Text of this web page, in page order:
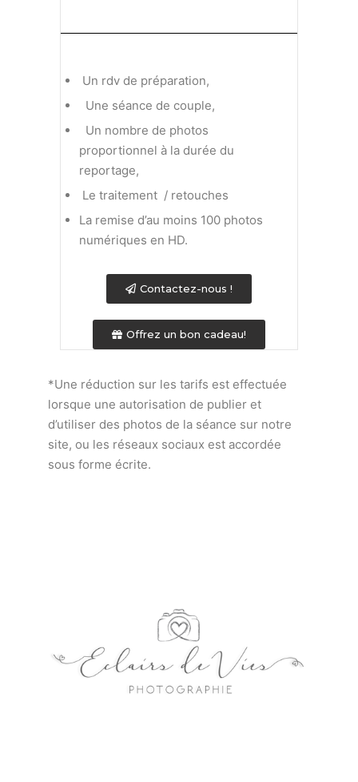
Un rdv de préparation,
Une séance de couple,
Un nombre de photos
proportionnel à la durée du
reportage,
Le traitement / retouches
La remise d’au moins 100 photos
numériques en HD.
Contactez-nous !
Offrez un bon cadeau!
*Une réduction sur les tarifs est effectuée
lorsque une autorisation de publier et
d’utiliser des photos de la séance sur notre
site, ou les réseaux sociaux est accordée
sous forme écrite.